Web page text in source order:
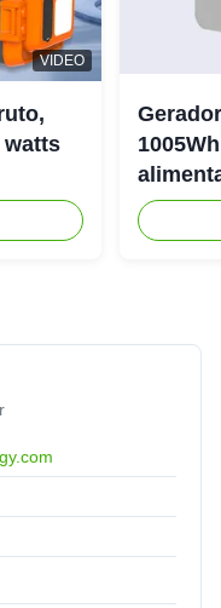
VIDEO
watts
livre